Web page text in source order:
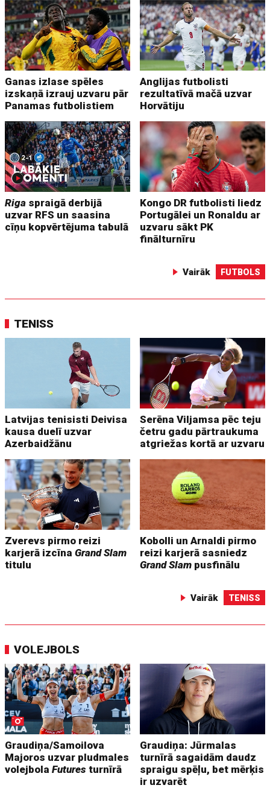
Ganas izlase spēles
izskaņā izrauj uzvaru pār
Panamas futbolistiem
Anglijas futbolisti
rezultatīvā mačā uzvar
Horvātiju
Riga spraigā derbijā
uzvar RFS un saasina
cīņu kopvērtējuma tabulā
Kongo DR futbolisti liedz
Portugālei un Ronaldu ar
uzvaru sākt PK
finālturnīru
Vairāk FUTBOLS
TENISS
Latvijas tenisisti Deivisa
kausa duelī uzvar
Azerbaidžānu
Serēna Viljamsa pēc teju
četru gadu pārtraukuma
atgriežas kortā ar uzvaru
Zverevs pirmo reizi
karjerā izcīnaGrand Slam
titulu
Kobolli un Arnaldi pirmo
reizi karjerā sasniedz
Grand Slam pusfinālu
Vairāk TENISS
VOLEJBOLS
Graudiņa/Samoilova
Majoros uzvar pludmales
volejbolaFutures turnīrā
Graudiņa: Jūrmalas
turnīrā sagaidām daudz
spraigu spēļu, bet mērķis
ir uzvarēt